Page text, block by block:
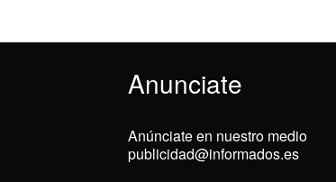
Anunciate
Anúnciate en nuestro medio
publicidad@informados.es